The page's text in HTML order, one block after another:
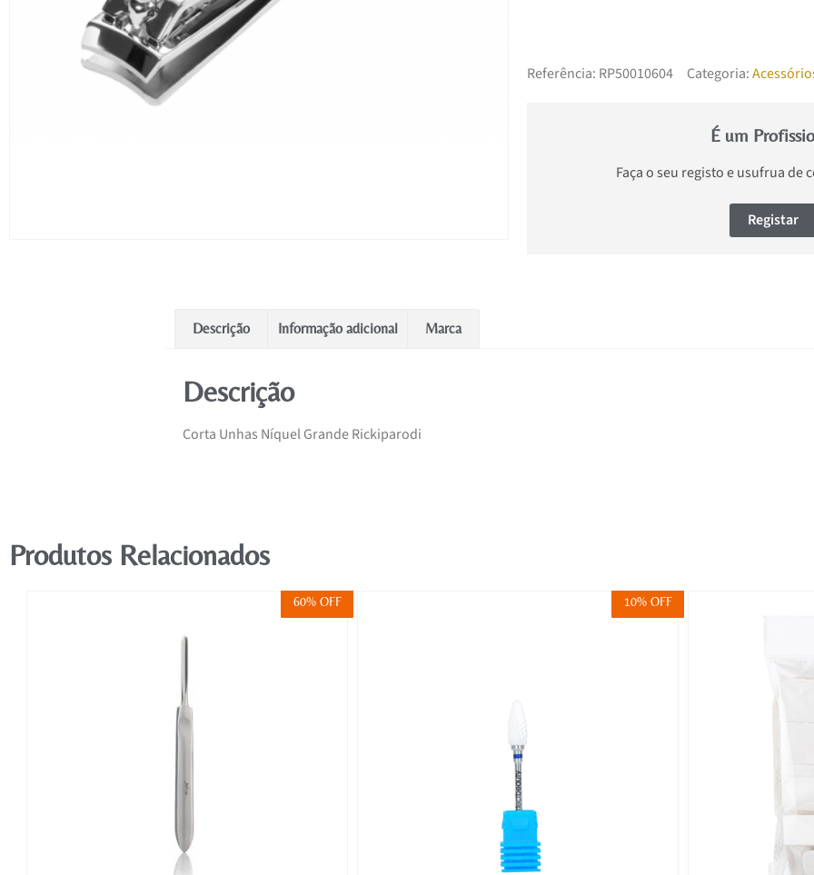
Referência: RP50010604 Categoria:
É um
Faça o seu registo e usufrua de
Registar
Descrição Informação adicional Marca
Descrição
Corta Unhas Níquel Grande Rickiparodi
Produtos Relacionados
60% OFF 10% OFF